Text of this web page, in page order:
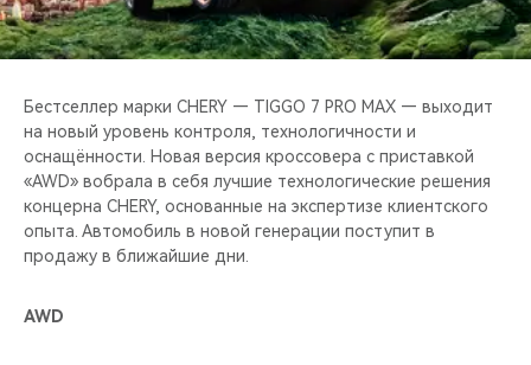
CHERY И СПОРТ
НАШИ МЕРОПРИЯТИЯ
ВИДЕООБЗОРЫ
Бестселлер марки CHERY — TIGGO 7 PRO MAX — выходит
на новый уровень контроля, технологичности и
оснащённости. Новая версия кроссовера с приставкой
«AWD» вобрала в себя лучшие технологические решения
концерна CHERY, основанные на экспертизе клиентского
опыта. Автомобиль в новой генерации поступит в
продажу в ближайшие дни.
AWD